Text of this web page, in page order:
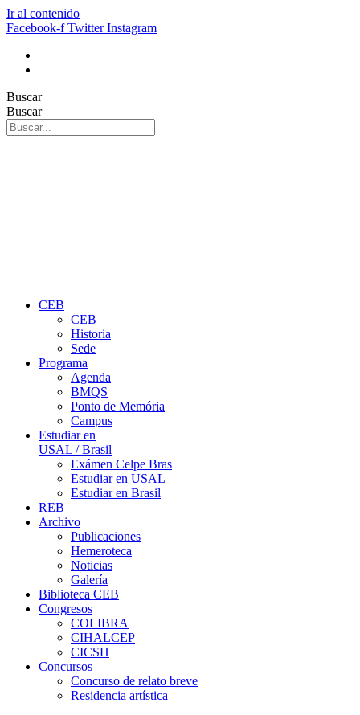
Ir al contenido
Facebook-f Twitter Instagram
Buscar
Buscar
CEB
CEB
Historia
Sede
Programa
Agenda
BMQS
Ponto de Memória
Campus
Estudiar en
USAL / Brasil
Exámen Celpe Bras
Estudiar en USAL
Estudiar en Brasil
REB
Archivo
Publicaciones
Hemeroteca
Noticias
Galería
Biblioteca CEB
Congresos
COLIBRA
CIHALCEP
CICSH
Concursos
Concurso de relato breve
Residencia artística